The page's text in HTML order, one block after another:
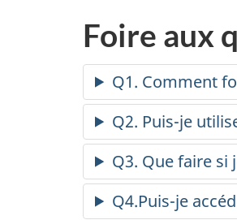
Foire aux
Q1. Comment
Q2. Puis-je
Q3. Que faire si
Q4.Puis-je